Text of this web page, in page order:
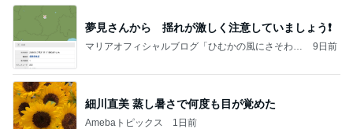
夢見さんから 揺れが激しく注意していましょう❗️
マリアオフィシャルブログ「ひむかの風にさそわれ
9日前
細川直美 蒸し暑さで何度も目が覚めた
Amebaトピックス 1日前